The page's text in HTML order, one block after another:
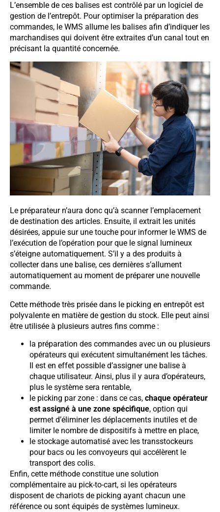
L’ensemble de ces balises est contrôlé par un logiciel de
gestion de l’entrepôt. Pour optimiser la préparation des
commandes, le WMS allume les balises afin d’indiquer les
marchandises qui doivent être extraites d’un canal tout en
précisant la quantité concernée.
Le préparateur n’aura donc qu’à scanner l’emplacement
de destination des articles. Ensuite, il extrait les unités
désirées, appuie sur une touche pour informer le WMS de
l’exécution de l’opération pour que le signal lumineux
s’éteigne automatiquement. S’il y a des produits à
collecter dans une balise, ces dernières s’allument
automatiquement au moment de préparer une nouvelle
commande.
Cette méthode très prisée dans le picking en entrepôt est
polyvalente en matière de gestion du stock. Elle peut ainsi
être utilisée à plusieurs autres fins comme :
la préparation des commandes avec un ou plusieurs
opérateurs qui exécutent simultanément les tâches.
Il est en effet possible d’assigner une balise à
chaque utilisateur. Ainsi, plus il y aura d’opérateurs,
plus le système sera rentable,
le picking par zone : dans ce cas, chaque opérateur
est assigné à une zone spécifique, option qui
permet d’éliminer les déplacements inutiles et de
limiter le nombre de dispositifs à mettre en place,
le stockage automatisé avec les transstockeurs
pour bacs ou les convoyeurs qui accélèrent le
transport des colis.
Enfin, cette méthode constitue une solution
complémentaire au pick-to-cart, si les opérateurs
disposent de chariots de picking ayant chacun une
référence ou sont équipés de systèmes lumineux.